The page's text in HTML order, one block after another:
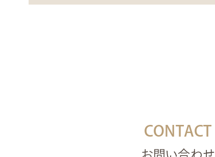
CONTACT
お問い合わせ